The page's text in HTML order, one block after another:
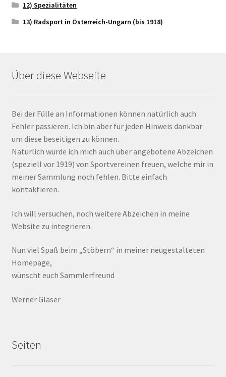
12) Spezialitäten
13) Radsport in Österreich-Ungarn (bis 1918)
Über diese Webseite
Bei der Fülle an Informationen können natürlich auch
Fehler passieren. Ich bin aber für jeden Hinweis dankbar
um diese beseitigen zu können.
Natürlich würde ich mich auch über angebotene Abzeichen
(speziell vor 1919) von Sportvereinen freuen, welche mir in
meiner Sammlung noch fehlen. Bitte einfach
kontaktieren.
Ich will versuchen, noch weitere Abzeichen in meine
Website zu integrieren.
Nun viel Spaß beim „Stöbern“ in meiner neugestalteten
Homepage,
wünscht euch Sammlerfreund
Werner Glaser
Seiten